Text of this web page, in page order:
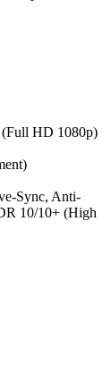
(Full HD 1080p)
Sync, Anti-
10/10+ (High